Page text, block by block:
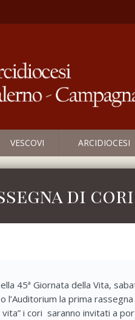
VESCOVI ARCIDIOCESI
di
45ª Giornata della Vita,
l’Auditorium la prima
vita” i cori saranno invitati a